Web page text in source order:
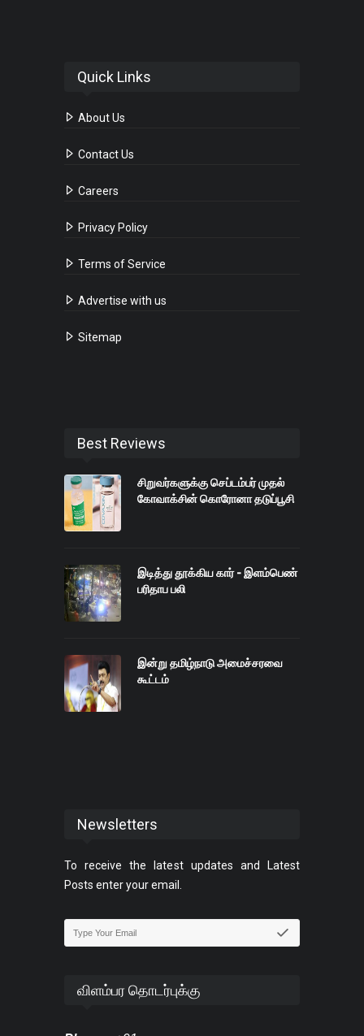
Quick Links
About Us
Contact Us
Careers
Privacy Policy
Terms of Service
Advertise with us
Sitemap
Best Reviews
சிறுவர்களுக்கு செப்டம்பர் முதல்
கோவாக்சின் கொரோனா தடுப்பூசி
இடித்து தூக்கிய கார் - இளம்பெண்
பரிதாப பலி
இன்று தமிழ்நாடு அமைச்சரவை
கூட்டம்
Newsletters
To receive the latest updates and Latest
Posts enter your email.
விளம்பர தொடர்புக்கு